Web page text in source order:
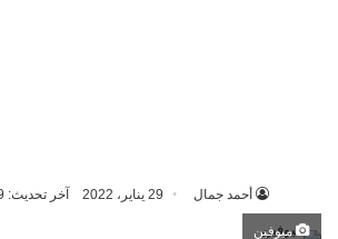
أحمد جمال 29 يناير، 2022 آخر تحديث: 29 يناير، 2022
ميوفين